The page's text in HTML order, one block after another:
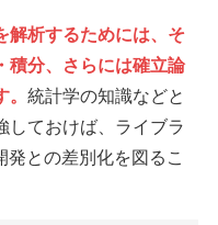
解析するためには、そ
積分、さらには確立論
統計学の知識などと
しておけば、ライブラ
との差別化を図るこ